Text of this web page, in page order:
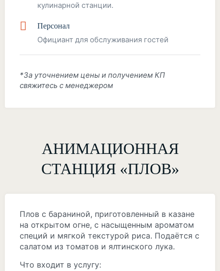
кулинарной станции.
Персонал
Официант для обслуживания гостей
*За уточнением цены и получением КП
свяжитесь с менеджером
АНИМАЦИОННАЯ
СТАНЦИЯ «ПЛОВ»
Плов с бараниной, приготовленный в казане
на открытом огне, с насыщенным ароматом
специй и мягкой текстурой риса. Подаётся с
салатом из томатов и ялтинского лука.
Что входит в услугу: